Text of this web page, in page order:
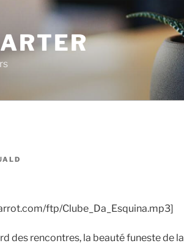
ftp/Clube_Da_Esquina.mp3]
des rencontres, la beauté funeste de la